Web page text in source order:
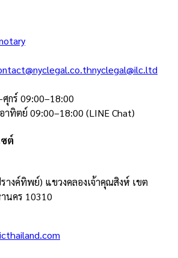
nyclegal@ilc.ltd
กร์ 09:00–18:00
าทิตย์ 09:00–18:00 (LINE Chat)
ต์
างค์ทิพย์) แขวงคลองเจ้าคุณสิงห์ เขต
นคร 10310